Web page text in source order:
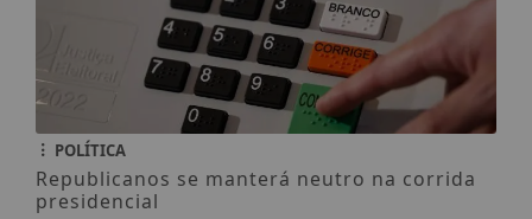
POLÍTICA
Republicanos se manterá neutro na corrida
presidencial